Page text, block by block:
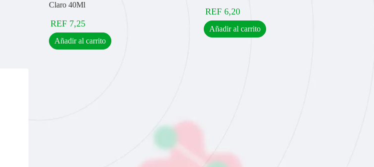
Claro 40Ml
REF 7,25
Añadir al carrito
REF 6,20
Añadir al carrito